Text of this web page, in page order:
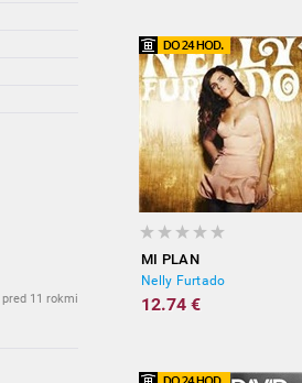
pred 11 rokmi
MI PLAN
Nelly Furtado
12.74 €